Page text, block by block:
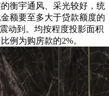
衡宇通风、采光较好，统
额要至多大于贷款额度的
动到。均按程度投影面积
例为购房款的2%。